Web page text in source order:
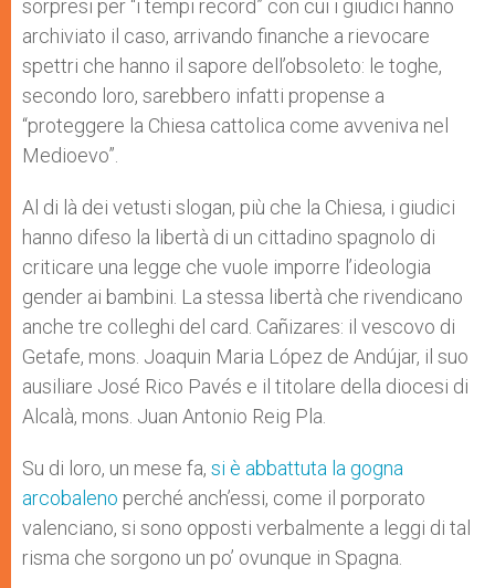
sorpresi per “i tempi record” con cui i giudici hanno
archiviato il caso, arrivando finanche a rievocare
spettri che hanno il sapore dell’obsoleto: le toghe,
secondo loro, sarebbero infatti propense a
“proteggere la Chiesa cattolica come avveniva nel
Medioevo”.
Al di là dei vetusti slogan, più che la Chiesa, i giudici
hanno difeso la libertà di un cittadino spagnolo di
criticare una legge che vuole imporre l’ideologia
gender ai bambini. La stessa libertà che rivendicano
anche tre colleghi del card. Cañizares: il vescovo di
Getafe, mons. Joaquin Maria López de Andújar, il suo
ausiliare José Rico Pavés e il titolare della diocesi di
Alcalà, mons. Juan Antonio Reig Pla.
Su di loro, un mese fa, si è abbattuta la gogna
arcobaleno perché anch’essi, come il porporato
valenciano, si sono opposti verbalmente a leggi di tal
risma che sorgono un po’ ovunque in Spagna.